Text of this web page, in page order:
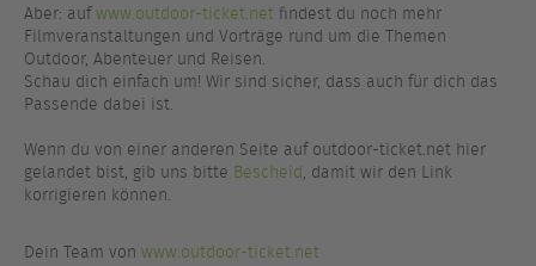
Aber: aufwww.outdoor-ticket.net findest du noch mehr
Filmveranstaltungen und Vorträge rund um die Themen
Outdoor, Abenteuer und Reisen.
Schau dich einfach um! Wir sind sicher, dass auch für dich das
Passende dabei ist.
Wenn du von einer anderen Seite auf outdoor-ticket.net hier
gelandet bist, gib uns bitte Bescheid, damit wir den Link
korrigieren können.
Dein Team von www.outdoor-ticket.net